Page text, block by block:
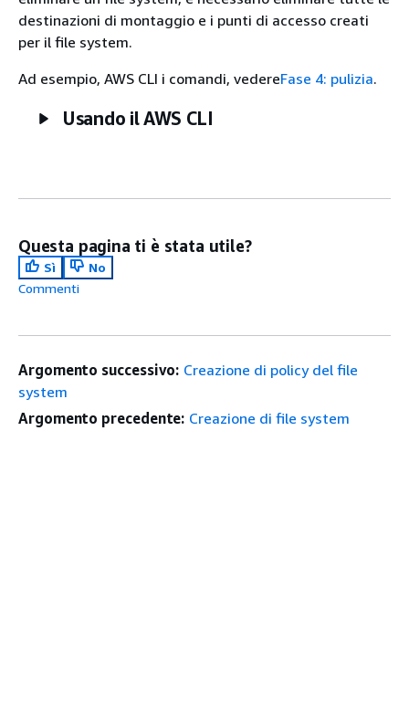
destinazioni di montaggio e i punti di accesso creati
per il file system.
Ad esempio, AWS CLI i comandi, vedereFase 4: pulizia.
Usando il AWS CLI
Questa pagina ti è stata utile?
Sì
No
Commenti
Argomento successivo: Creazione di policy del file
system
Argomento precedente: Creazione di file system